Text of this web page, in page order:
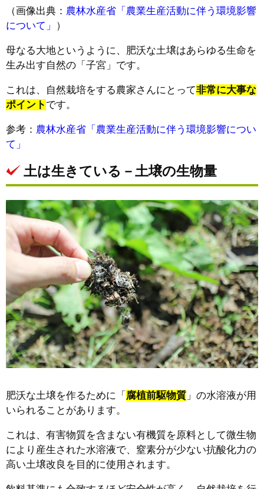
（画像出典： 農林水産省「農業生産活動に伴う環境影響
について」
）
母なる大地というように、肥沃な土壌はあらゆる生命を
生み出す自然の「子宮」です。
これは、自然栽培をする農家さんにとって非常に大事な
ポイント です。
参考： 農林水産省「農業生産活動に伴う環境影響につい
て」
土は生きている－土壌の生物量
肥沃な土壌を作るために「 腐植前駆物質 」の水溶液が用
いられることがあります。
これは、有害物質を含まない有機質を原料として微生物
により産生された水溶液で、窒素分が少ない抗酸化力の
高い土壌改良を目的に使用されます。